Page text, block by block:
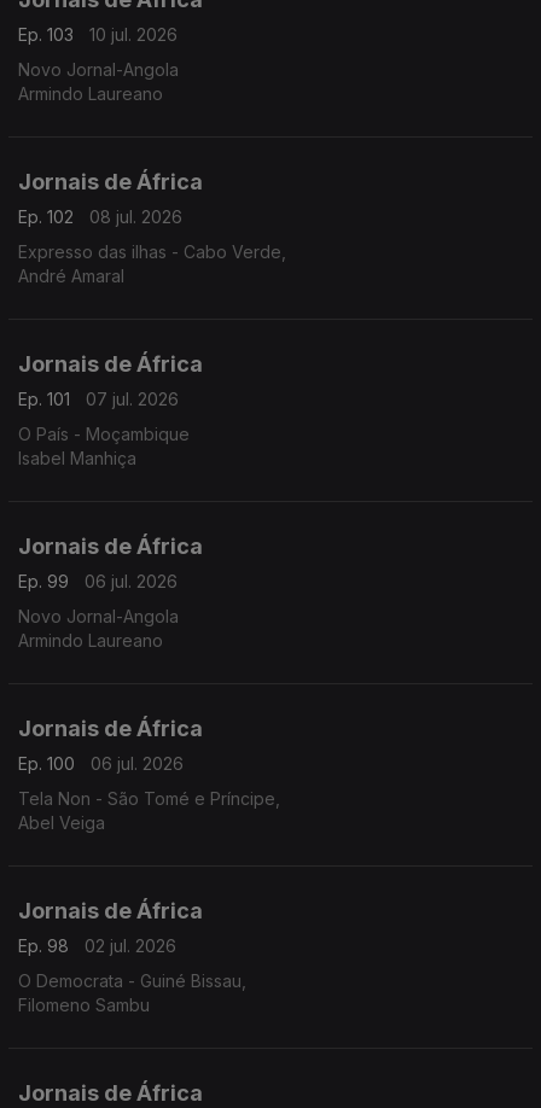
Ep. 103
10 jul. 2026
Novo Jornal-Angola
Armindo Laureano
Jornais de África
Ep. 102
08 jul. 2026
Expresso das ilhas - Cabo Verde,
André Amaral
Jornais de África
Ep. 101
07 jul. 2026
O País - Moçambique
Isabel Manhiça
Jornais de África
Ep. 99
06 jul. 2026
Novo Jornal-Angola
Armindo Laureano
Jornais de África
Ep. 100
06 jul. 2026
Tela Non - São Tomé e Príncipe,
Abel Veiga
Jornais de África
Ep. 98
02 jul. 2026
O Democrata - Guiné Bissau,
Filomeno Sambu
Jornais de África